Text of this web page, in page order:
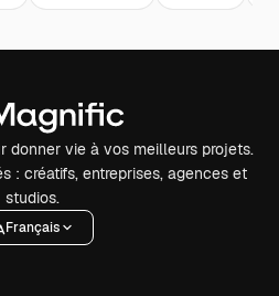
donner vie à vos meilleurs projets.
: créatifs, entreprises, agences et
studios.
Français